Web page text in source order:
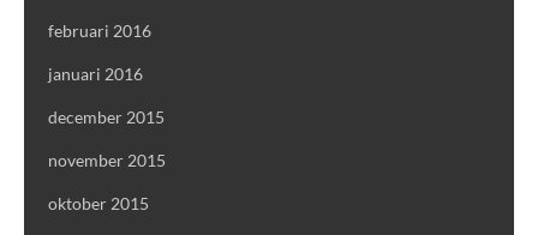
februari 2016
januari 2016
december 2015
november 2015
oktober 2015